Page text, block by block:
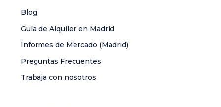
Blog
Guía de Alquiler en Madrid
Informes de Mercado (Madrid)
Preguntas Frecuentes
Trabaja con nosotros